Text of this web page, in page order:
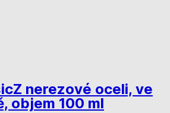
Z nerezové oceli, ve
objem 100 ml